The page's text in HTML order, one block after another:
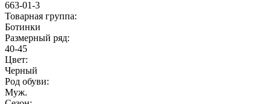
663-01-3
Товарная группа:
Ботинки
Размерный ряд:
40-45
Цвет:
Черный
Род обуви:
Муж.